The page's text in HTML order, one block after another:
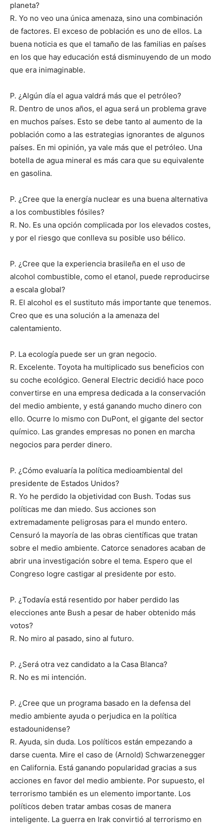
planeta?
R. Yo no veo una única amenaza, sino una combinación
de factores. El exceso de población es uno de ellos. La
buena noticia es que el tamaño de las familias en países
en los que hay educación está disminuyendo de un modo
que era inimaginable.
P. ¿Algún día el agua valdrá más que el petróleo?
R. Dentro de unos años, el agua será un problema grave
en muchos países. Esto se debe tanto al aumento de la
población como a las estrategias ignorantes de algunos
países. En mi opinión, ya vale más que el petróleo. Una
botella de agua mineral es más cara que su equivalente
en gasolina.
P. ¿Cree que la energía nuclear es una buena alternativa
a los combustibles fósiles?
R. No. Es una opción complicada por los elevados costes,
y por el riesgo que conlleva su posible uso bélico.
P. ¿Cree que la experiencia brasileña en el uso de
alcohol combustible, como el etanol, puede reproducirse
a escala global?
R. El alcohol es el sustituto más importante que tenemos.
Creo que es una solución a la amenaza del
calentamiento.
P. La ecología puede ser un gran negocio.
R. Excelente. Toyota ha multiplicado sus beneficios con
su coche ecológico. General Electric decidió hace poco
convertirse en una empresa dedicada a la conservación
del medio ambiente, y está ganando mucho dinero con
ello. Ocurre lo mismo con DuPont, el gigante del sector
químico. Las grandes empresas no ponen en marcha
negocios para perder dinero.
P. ¿Cómo evaluaría la política medioambiental del
presidente de Estados Unidos?
R. Yo he perdido la objetividad con Bush. Todas sus
políticas me dan miedo. Sus acciones son
extremadamente peligrosas para el mundo entero.
Censuró la mayoría de las obras científicas que tratan
sobre el medio ambiente. Catorce senadores acaban de
abrir una investigación sobre el tema. Espero que el
Congreso logre castigar al presidente por esto.
P. ¿Todavía está resentido por haber perdido las
elecciones ante Bush a pesar de haber obtenido más
votos?
R. No miro al pasado, sino al futuro.
P. ¿Será otra vez candidato a la Casa Blanca?
R. No es mi intención.
P. ¿Cree que un programa basado en la defensa del
medio ambiente ayuda o perjudica en la política
estadounidense?
R. Ayuda, sin duda. Los políticos están empezando a
darse cuenta. Mire el caso de (Arnold) Schwarzenegger
en California. Está ganando popularidad gracias a sus
acciones en favor del medio ambiente. Por supuesto, el
terrorismo también es un elemento importante. Los
políticos deben tratar ambas cosas de manera
inteligente. La guerra en Irak convirtió al terrorismo en